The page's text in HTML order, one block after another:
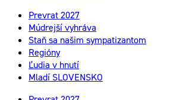
Prevrat 2027
Múdrejší vyhráva
Staň sa našim sympatizantom
Regióny
Ľudia v hnutí
Mladí SLOVENSKO